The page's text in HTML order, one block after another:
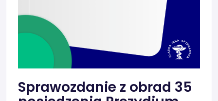
Sprawozdanie z obrad 35